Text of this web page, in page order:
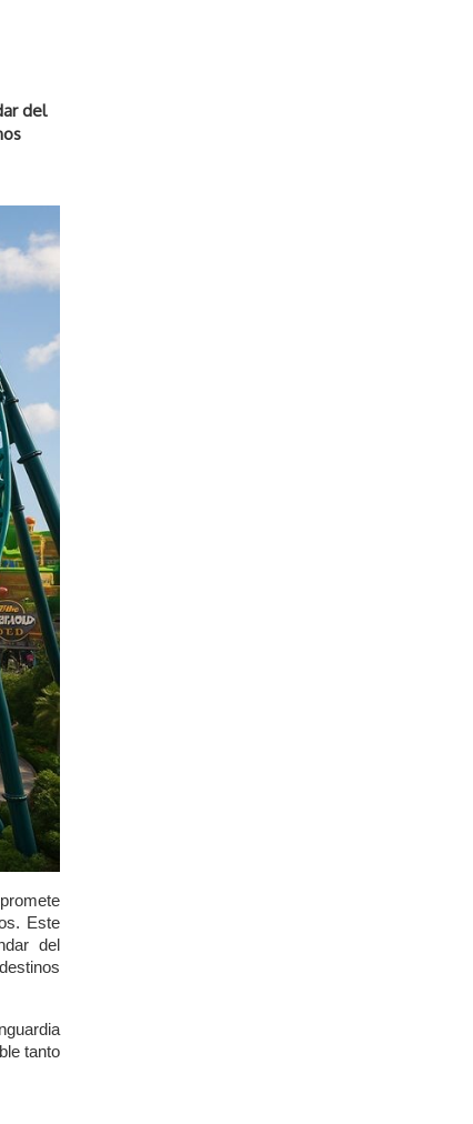
del
Este
del
tanto